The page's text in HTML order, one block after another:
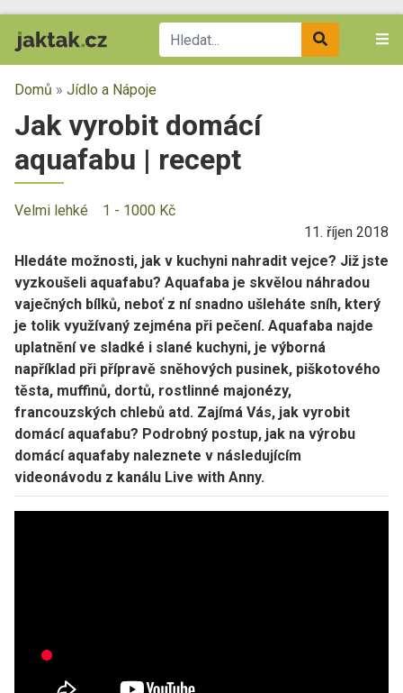
Domů » Jídlo a Nápoje
Jak vyrobit domácí
aquafabu | recept
Velmi lehké
1 - 1000 Kč
11. říjen 2018
Hledáte možnosti, jak v kuchyni nahradit vejce? Již jste
vyzkoušeli aquafabu? Aquafaba je skvělou náhradou
vaječných bílků, neboť z ní snadno ušleháte sníh, který
je tolik využívaný zejména při pečení. Aquafaba najde
uplatnění ve sladké i slané kuchyni, je výborná
například při přípravě sněhových pusinek, piškotového
těsta, muffinů, dortů, rostlinné majonézy,
francouzských chlebů atd. Zajímá Vás, jak vyrobit
domácí aquafabu? Podrobný postup, jak na výrobu
domácí aquafaby naleznete v následujícím
videonávodu z kanálu Live with Anny.